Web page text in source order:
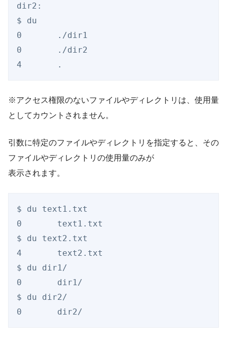
dir2:
$ du
0       ./dir1
0       ./dir2
※アクセス権限のないファイルやディレクトリは、使用量
としてカウントされません。
引数に特定のファイルやディレクトリを指定すると、その
ファイルやディレクトリの使用量のみが
表示されます。
$ du text1.txt
0       text1.txt
$ du text2.txt
4       text2.txt
$ du dir1/
0       dir1/
$ du dir2/